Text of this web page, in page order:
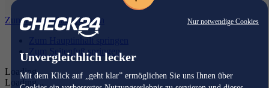
Nur notwendige Cookies
Unvergleichlich lecker
Mit dem Klick auf „geht klar” ermöglichen Sie uns Ihnen über
Zum Hauptinhalt springen
Zum Hauptinhalt springen
Zum Seitenfuß springen
Loading...
Loading...